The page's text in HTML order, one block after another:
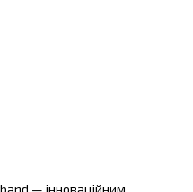
— інноваційним